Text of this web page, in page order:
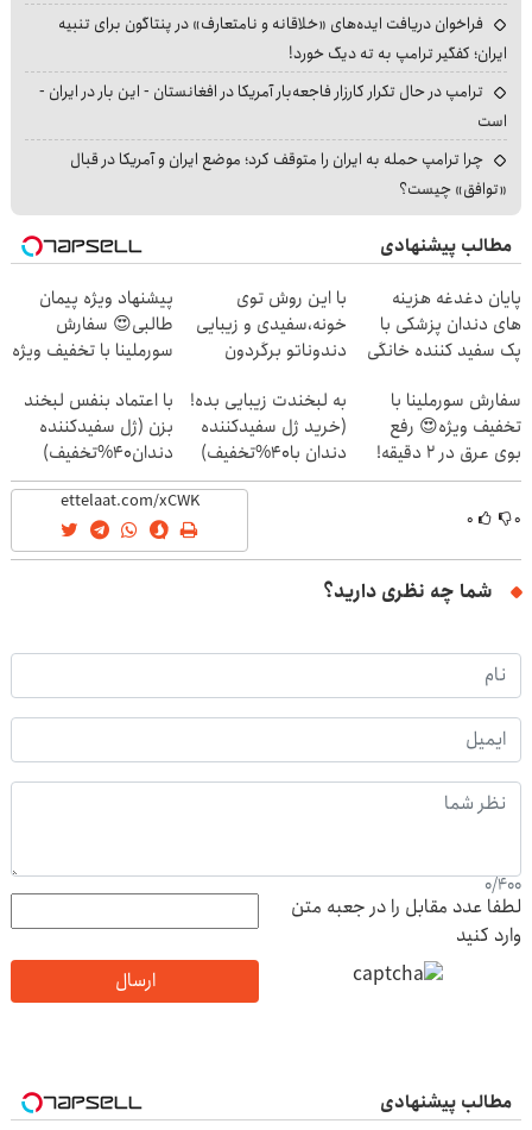
فراخوان دریافت ایده‌های «خلاقانه و نامتعارف» در پنتاگون برای تنبیه
ایران؛ کفگیر ترامپ به ته دیگ خورد!
ترامپ در حال تکرار کارزار فاجعه‌بار آمریکا در افغانستان - این بار در ایران -
است
چرا ترامپ حمله به ایران را متوقف کرد؛ موضع ایران و آمریکا در قبال
«توافق» چیست؟
مطالب پیشنهادی
پایان دغدغه هزینه
های دندان پزشکی با
پک سفید کننده خانگی
با این روش توی
خونه،سفیدی و زیبایی
دندوناتو برگردون
پیشنهاد ویژه پیمان
طالبی😍 سفارش
سورملینا با تخفیف ویژه
سفارش سورملینا با
تخفیف ویژه😍 رفع
بوی عرق در 2 دقیقه!
🔥
به لبخندت زیبایی بده!
(خرید ژل سفیدکننده
دندان با40%تخفیف)
با اعتماد بنفس لبخند
بزن (ژل سفیدکننده
دندان40%تخفیف)
۰ ۰
شما چه نظری دارید؟
0/400
لطفا عدد مقابل را در جعبه متن
وارد کنید
ارسال
مطالب پیشنهادی